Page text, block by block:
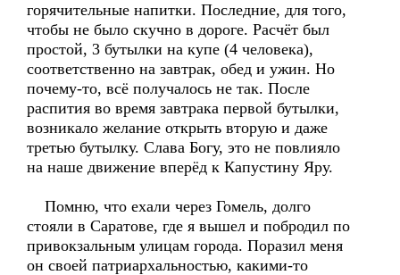
горячительные напитки. Последние, для того,
чтобы не было скучно в дороге. Расчёт был
простой, 3 бутылки на купе (4 человека),
соответственно на завтрак, обед и ужин. Но
почему-то, всё получалось не так. После
распития во время завтрака первой бутылки,
возникало желание открыть вторую и даже
третью бутылку. Слава Богу, это не повлияло
на наше движение вперёд к Капустину Яру.
Помню, что ехали через Гомель, долго
стояли в Саратове, где я вышел и побродил по
привокзальным улицам города. Поразил меня
он своей патриархальностью, какими-то